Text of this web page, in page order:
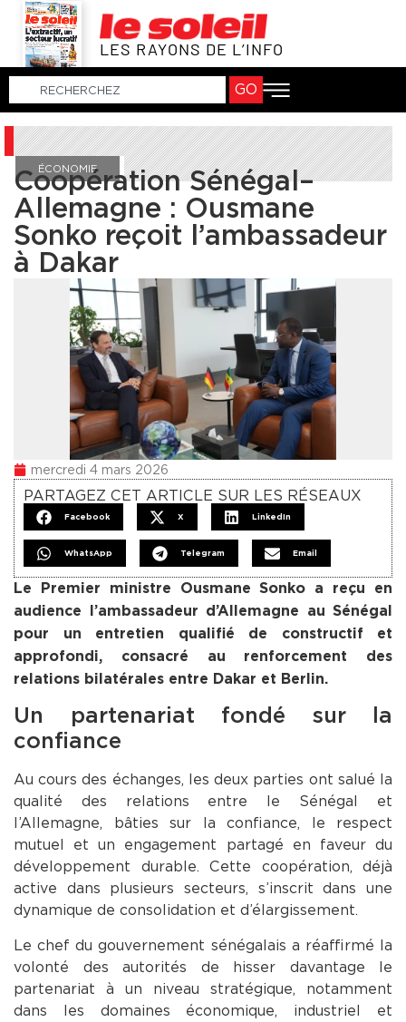
LES RAYONS DE L’INFO
GO
ÉCONOMIE
Coopération Sénégal–
Allemagne : Ousmane
Sonko reçoit l’ambassadeur
à Dakar
mercredi 4 mars 2026
PARTAGEZ CET ARTICLE SUR LES RÉSEAUX
Facebook X LinkedIn
WhatsApp Telegram Email
Le Premier ministre Ousmane Sonko a reçu en
audience l’ambassadeur d’Allemagne au Sénégal
pour un entretien qualifié de constructif et
approfondi, consacré au renforcement des
relations bilatérales entre Dakar et Berlin.
Un partenariat fondé sur la
confiance
Au cours des échanges, les deux parties ont salué la
qualité des relations entre le Sénégal et
l’Allemagne, bâties sur la confiance, le respect
mutuel et un engagement partagé en faveur du
développement durable. Cette coopération, déjà
active dans plusieurs secteurs, s’inscrit dans une
dynamique de consolidation et d’élargissement.
Le chef du gouvernement sénégalais a réaffirmé la
volonté des autorités de hisser davantage le
partenariat à un niveau stratégique, notamment
dans les domaines économique, industriel et